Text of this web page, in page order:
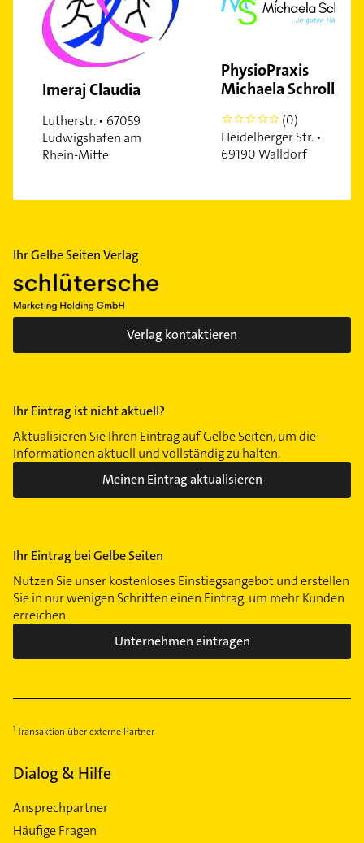
Imeraj Claudia
Lutherstr. • 67059
Ludwigshafen am
Rhein-Mitte
PhysioPraxis
Michaela Schroll
0
(0)
Heidelberger Str. •
69190 Walldorf
Ihr Gelbe Seiten Verlag
Verlag kontaktieren
Ihr Eintrag ist nicht aktuell?
Aktualisieren Sie Ihren Eintrag auf Gelbe Seiten, um die
Informationen aktuell und vollständig zu halten.
Meinen Eintrag aktualisieren
Ihr Eintrag bei Gelbe Seiten
Nutzen Sie unser kostenloses Einstiegsangebot und erstellen
Sie in nur wenigen Schritten einen Eintrag, um mehr Kunden
erreichen.
Unternehmen eintragen
Transaktion über externe Partner
Dialog & Hilfe
Ansprechpartner
Häufige Fragen